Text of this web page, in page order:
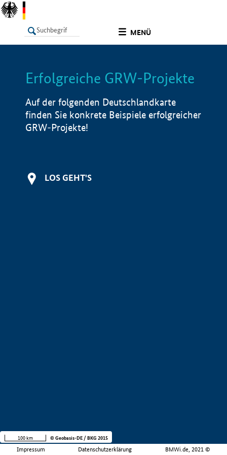
MENÜ
LISTE Info
Erfolgreiche GRW-Projekte
Auf der folgenden Deutschlandkarte
finden Sie konkrete Beispiele erfolgreicher
GRW-Projekte!
LOS GEHT'S
Impressum Datenschutzerklärung BMWi.de, 2021 ©
100 km © Geobasis-DE / BKG 2015